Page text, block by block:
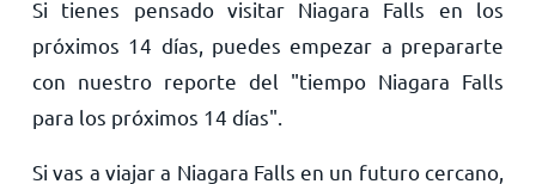
Si tienes pensado visitar Niagara Falls en los
próximos 14 días, puedes empezar a prepararte
con nuestro reporte del "tiempo Niagara Falls
para los próximos 14 días".
Si vas a viajar a Niagara Falls en un futuro cercano,